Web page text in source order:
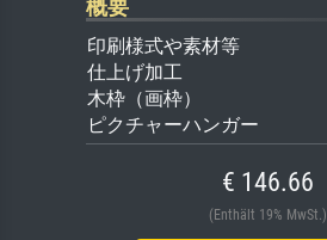
概要
印刷様式や素材等
仕上げ加工
木枠（画枠）
ピクチャーハンガー
€ 146.66
(Enthält 19% MwSt.)